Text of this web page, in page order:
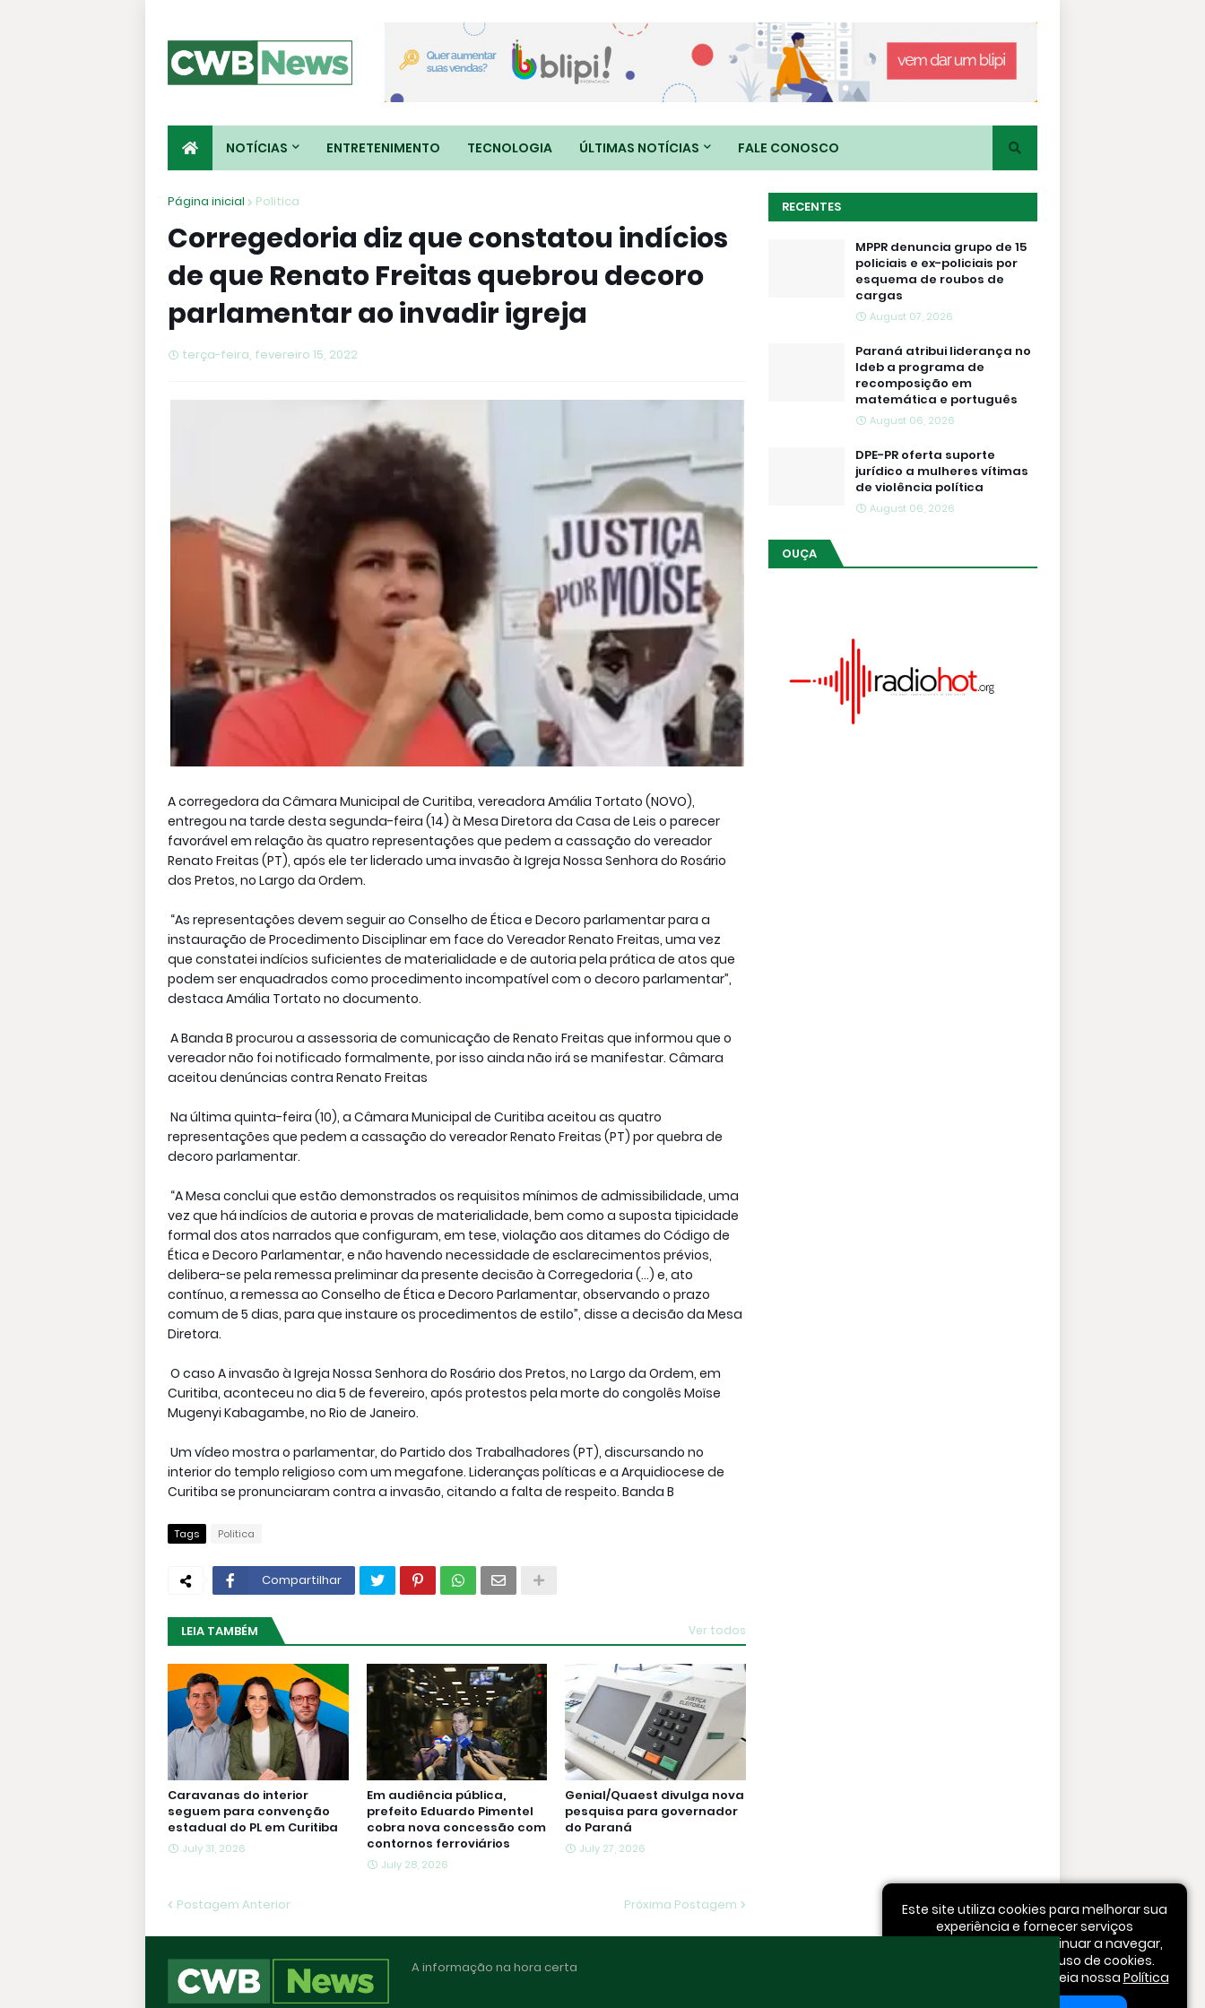
NOTÍCIAS ENTRETENIMENTO TECNOLOGIA ÚLTIMAS NOTÍCIAS FALE CONOSCO
Página inicial Politica
Corregedoria diz que constatou indícios
de que Renato Freitas quebrou decoro
parlamentar ao invadir igreja
terça-feira, fevereiro 15, 2022
A corregedora da Câmara Municipal de Curitiba, vereadora Amália Tortato (NOVO),
entregou na tarde desta segunda-feira (14) à Mesa Diretora da Casa de Leis o parecer
favorável em relação às quatro representações que pedem a cassação do vereador
Renato Freitas (PT), após ele ter liderado uma invasão à Igreja Nossa Senhora do Rosário
dos Pretos, no Largo da Ordem.
“As representações devem seguir ao Conselho de Ética e Decoro parlamentar para a
instauração de Procedimento Disciplinar em face do Vereador Renato Freitas, uma vez
que constatei indícios suficientes de materialidade e de autoria pela prática de atos que
podem ser enquadrados como procedimento incompatível com o decoro parlamentar”,
destaca Amália Tortato no documento.
A Banda B procurou a assessoria de comunicação de Renato Freitas que informou que o
vereador não foi notificado formalmente, por isso ainda não irá se manifestar. Câmara
aceitou denúncias contra Renato Freitas
Na última quinta-feira (10), a Câmara Municipal de Curitiba aceitou as quatro
representações que pedem a cassação do vereador Renato Freitas (PT) por quebra de
decoro parlamentar.
“A Mesa conclui que estão demonstrados os requisitos mínimos de admissibilidade, uma
vez que há indícios de autoria e provas de materialidade, bem como a suposta tipicidade
formal dos atos narrados que configuram, em tese, violação aos ditames do Código de
Ética e Decoro Parlamentar, e não havendo necessidade de esclarecimentos prévios,
delibera-se pela remessa preliminar da presente decisão à Corregedoria (…) e, ato
contínuo, a remessa ao Conselho de Ética e Decoro Parlamentar, observando o prazo
comum de 5 dias, para que instaure os procedimentos de estilo”, disse a decisão da Mesa
Diretora.
O caso A invasão à Igreja Nossa Senhora do Rosário dos Pretos, no Largo da Ordem, em
Curitiba, aconteceu no dia 5 de fevereiro, após protestos pela morte do congolês Moïse
Mugenyi Kabagambe, no Rio de Janeiro.
Um vídeo mostra o parlamentar, do Partido dos Trabalhadores (PT), discursando no
interior do templo religioso com um megafone. Lideranças políticas e a Arquidiocese de
Curitiba se pronunciaram contra a invasão, citando a falta de respeito. Banda B
Tags Politica
Compartilhar
LEIA TAMBÉM Ver todos
Caravanas do interior
seguem para convenção
estadual do PL em Curitiba
July 31, 2026
Em audiência pública,
prefeito Eduardo Pimentel
cobra nova concessão com
contornos ferroviários
July 28, 2026
Genial/Quaest divulga nova
pesquisa para governador
do Paraná
July 27, 2026
Postagem Anterior Próxima Postagem
RECENTES
MPPR denuncia grupo de 15
policiais e ex-policiais por
esquema de roubos de
cargas
August 07, 2026
Paraná atribui liderança no
Ideb a programa de
recomposição em
matemática e português
August 06, 2026
DPE-PR oferta suporte
jurídico a mulheres vítimas
de violência política
August 06, 2026
OUÇA
Este site utiliza cookies para melhorar sua
experiência e fornecer serviços
personalizados. Ao continuar a navegar,
você concorda com o uso de cookies.
Para mais informações, leia nossa Política
A informação na hora certa